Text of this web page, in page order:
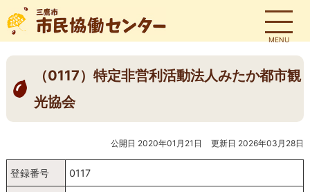
MENU
（0117）特定非営利活動法人みたか都市観
光協会
公開日 2020年01月21日 更新日 2026年03月28日
登録番号 0117